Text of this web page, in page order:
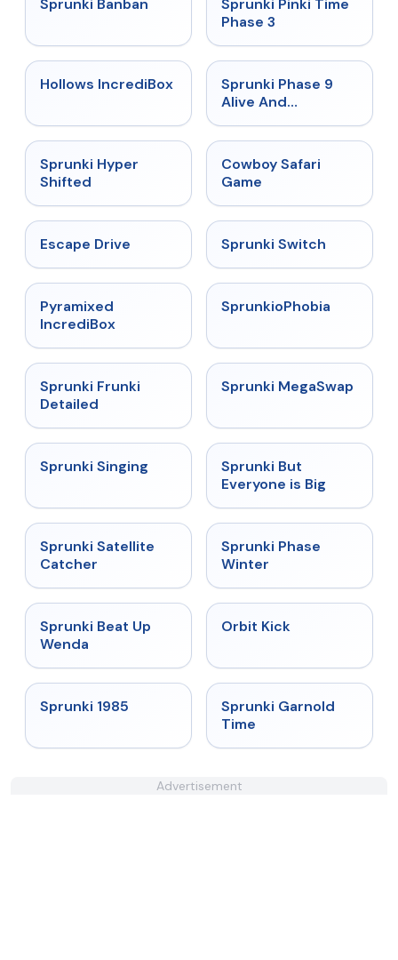
Sprunki Banban
Sprunki Pinki Time
Phase 3
★ 4.3
Hollows IncrediBox ★
Sprunki Phase 9
Alive And
Sprunki Hyper
Shifted
Cowboy Safari
Game
Escape Drive ★
Sprunki Switch
Pyramixed
IncrediBox
★
SprunkioPhobia
★
Sprunki Frunki
Detailed
★ 4.5
Sprunki MegaSwap
★
Sprunki Singing
Sprunki But
Everyone is Big
★ 4.4
Sprunki Satellite
Catcher
★
Sprunki Phase
Winter
★
Sprunki Beat Up
Wenda
Orbit Kick
Sprunki 1985 ★
Sprunki Garnold
Time
Advertisement